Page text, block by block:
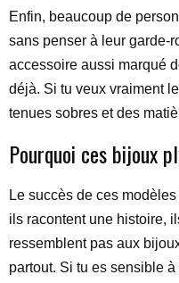
Enfin, beaucoup de
sans penser à leur garde-
accessoire aussi marqué
déjà. Si tu veux vraiment
tenues sobres et des
Pourquoi ces bijoux
Le succès de ces
ils racontent une histoire,
ressemblent pas aux
partout. Si tu es sensible